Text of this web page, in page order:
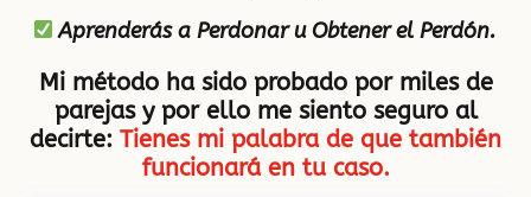
Aprenderás a Perdonar u Obtener el Perdón.
Mi método ha sido probado por miles de
parejas y por ello me siento seguro al
decirte: Tienes mi palabra de que también
funcionará en tu caso.